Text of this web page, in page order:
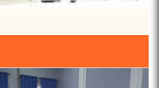
МАМАДАМИНОВА.
БАРХЕ АЗ ВОЖАҲОИ
АСОСИ МАВОДИ
ЭРОНӢ) МИРЗОЕВ